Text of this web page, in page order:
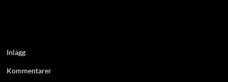
Inlägg
Kommentarer